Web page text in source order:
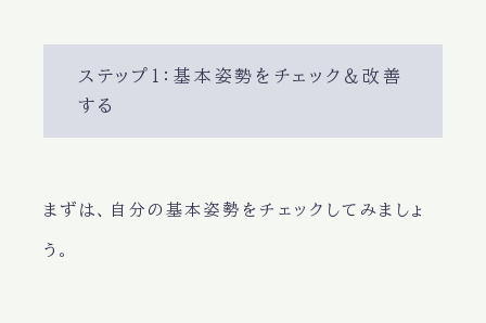
ステップ１：基本姿勢をチェック＆改善
する
まずは、自分の 基本姿勢 をチェックしてみましょ
う。